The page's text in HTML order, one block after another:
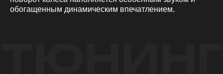
обогащенным динамическим впечатлением.